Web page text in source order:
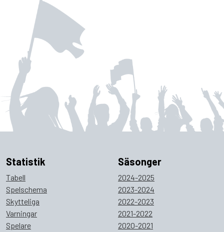
Statistik
Tabell
Spelschema
Skytteliga
Varningar
Spelare
Säsonger
2024-2025
2023-2024
2022-2023
2021-2022
2020-2021